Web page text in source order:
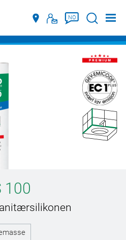
NO Søke
100